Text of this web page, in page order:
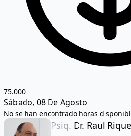
75.000
Sábado, 08 De Agosto
No se han encontrado horas
Psiq. Dr. Raul